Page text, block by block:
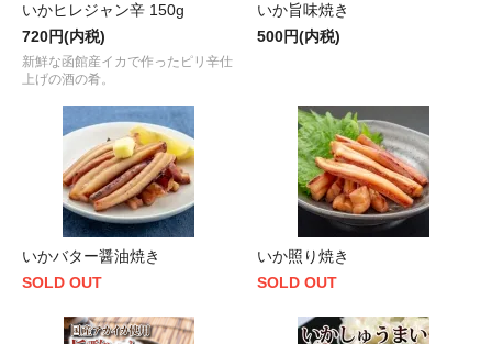
いかヒレジャン辛 150g
720円(内税)
新鮮な函館産イカで作ったピリ辛仕
上げの酒の肴。
いか旨味焼き
500円(内税)
いかバター醤油焼き
SOLD OUT
いか照り焼き
SOLD OUT